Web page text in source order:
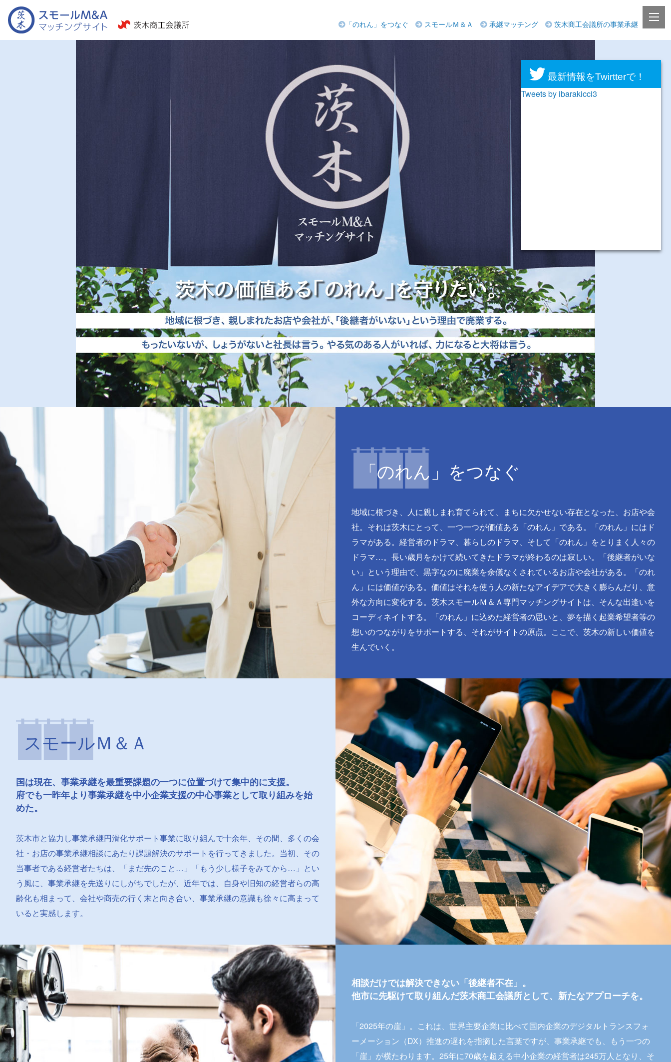
「のれん」をつなぐ スモールＭ＆Ａ 承継マッチング 茨木商工会議所の事業承継
最新情報をTwirtterで！
Tweets by ibarakicci3
「のれん」をつなぐ
地域に根づき、人に親しまれ育てられて、まちに欠かせない存在となった、お店や会
社。それは茨木にとって、一つ一つが価値ある「のれん」である。「のれん」にはド
ラマがある。経営者のドラマ、暮らしのドラマ、そして「のれん」をとりまく人々の
ドラマ…。長い歳月をかけて続いてきたドラマが終わるのは寂しい。「後継者がいな
い」という理由で、黒字なのに廃業を余儀なくされているお店や会社がある。「のれ
ん」には価値がある。価値はそれを使う人の新たなアイデアで大きく膨らんだり、意
外な方向に変化する。茨木スモールＭ＆Ａ専門マッチングサイトは、そんな出逢いを
コーディネイトする。「のれん」に込めた経営者の思いと、夢を描く起業希望者等の
想いのつながりをサポートする、それがサイトの原点。ここで、茨木の新しい価値を
生んでいく。
スモールＭ＆Ａ
国は現在、事業承継を最重要課題の一つに位置づけて集中的に支援。
府でも一昨年より事業承継を中小企業支援の中心事業として取り組みを始
めた。
茨木市と協力し事業承継円滑化サポート事業に取り組んで十余年、その間、多くの会
社・お店の事業承継相談にあたり課題解決のサポートを行ってきました。当初、その
当事者である経営者たちは、「まだ先のこと…」「もう少し様子をみてから…」とい
う風に、事業承継を先送りにしがちでしたが、近年では、自身や旧知の経営者らの高
齢化も相まって、会社や商売の行く末と向き合い、事業承継の意識も徐々に高まって
いると実感します。
相談だけでは解決できない「後継者不在」。
他市に先駆けて取り組んだ茨木商工会議所として、新たなアプローチを。
「2025年の崖」。これは、世界主要企業に比べて国内企業のデジタルトランスフォ
ーメーション（DX）推進の遅れを指摘した言葉ですが、事業承継でも、もう一つの
「崖」が横たわります。25年に70歳を超える中小企業の経営者は245万人となり、そ